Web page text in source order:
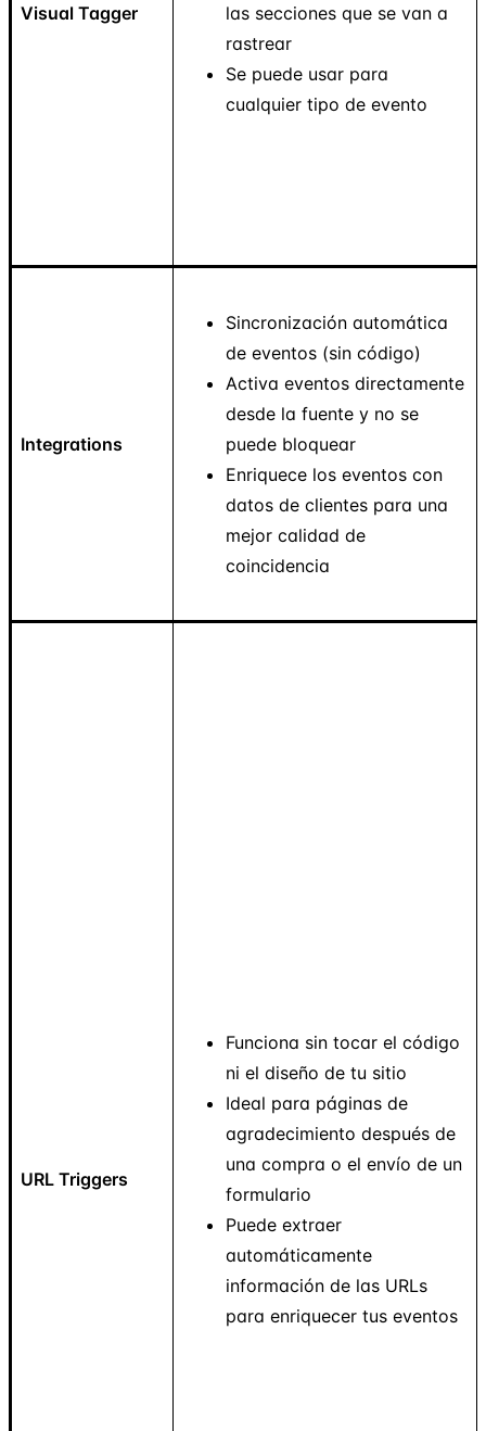
Visual Tagger
las secciones que se van a
rastrear
Se puede usar para
cualquier tipo de evento
Integrations
Sincronización automática
de eventos (sin código)
Activa eventos directamente
desde la fuente y no se
puede bloquear
Enriquece los eventos con
datos de clientes para una
mejor calidad de
coincidencia
URL Triggers
Funciona sin tocar el código
ni el diseño de tu sitio
Ideal para páginas de
agradecimiento después de
una compra o el envío de un
formulario
Puede extraer
automáticamente
información de las URLs
para enriquecer tus eventos